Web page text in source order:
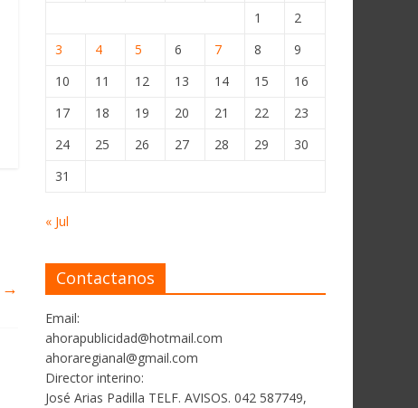
→
1
2
3
4 5 6 7 8
9
10
11 12 13 14 15
16
17
18 19 20 21 22
23
24
25 26 27 28 29
30
31
« Jul
Contactanos
Email:
ahorapublicidad@hotmail.com
ahoraregianal@gmail.com
Director interino:
José Arias Padilla TELF. AVISOS. 042 587749,